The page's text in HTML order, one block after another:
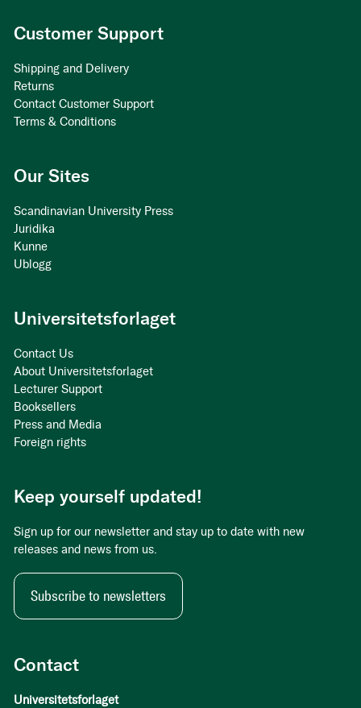
Contact
Universitetsforlaget
Customer Support
Shipping and Delivery
Returns
Contact Customer Support
Terms & Conditions
Our Sites
Scandinavian University Press
Juridika
Kunne
Ublogg
Universitetsforlaget
Contact Us
About Universitetsforlaget
Lecturer Support
Booksellers
Press and Media
Foreign rights
Keep yourself updated!
Sign up for our newsletter and stay up to date with new
releases and news from us.
Subscribe to newsletters